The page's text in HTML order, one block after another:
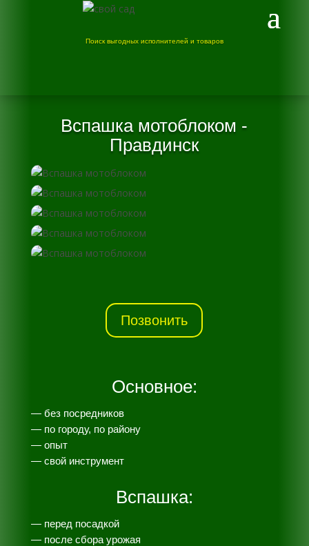
Поиск выгодных исполнителей и товаров
Вспашка мотоблоком -
Правдинск
Позвонить
Основное:
— без посредников
— по городу, по району
— опыт
— свой инструмент
Вспашка:
— перед посадкой
— после сбора урожая